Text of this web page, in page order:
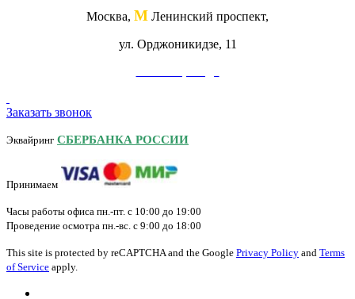
Москва, М Ленинский проспект,
ул. Орджоникидзе, 11
Заказать звонок
Эквайринг СБЕРБАНКА РОССИИ
Принимаем
Часы работы офиса пн.-пт. с 10:00 до 19:00
Проведение осмотра пн.-вс. с 9:00 до 18:00
This site is protected by reCAPTCHA and the Google Privacy Policy and Terms
of Service apply.